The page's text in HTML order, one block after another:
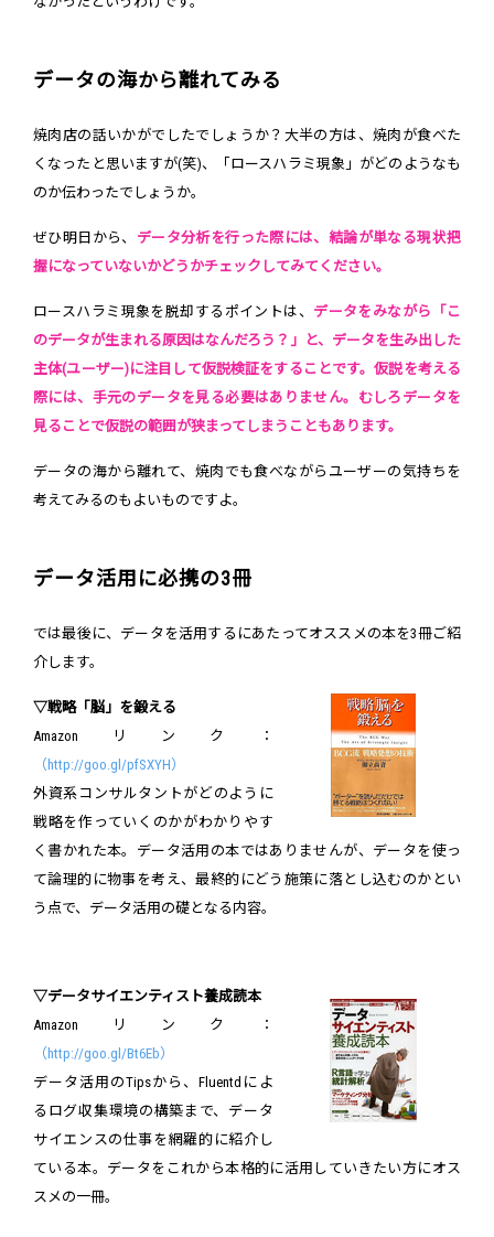
データの海から離れてみる
焼肉店の話いかがでしたでしょうか？大半の方は、焼肉が食べた
くなったと思いますが(笑)、「ロースハラミ現象」がどのようなも
のか伝わったでしょうか。
ぜひ明日から、 データ分析を行った際には、結論が単なる現状把
握になっていないかどうかチェックしてみてください。
ロースハラミ現象を脱却するポイントは、 データをみながら「こ
のデータが生まれる原因はなんだろう？」と、データを生み出した
主体(ユーザー)に注目して仮説検証をすることです。仮説を考える
際には、手元のデータを見る必要はありません。むしろデータを
見ることで仮説の範囲が狭まってしまうこともあります。
データの海から離れて、焼肉でも食べながらユーザーの気持ちを
考えてみるのもよいものですよ。
データ活用に必携の3冊
では最後に、データを活用するにあたってオススメの本を3冊ご紹
介します。
▽戦略「脳」を鍛える
Amazonリンク：
（http://goo.gl/pfSXYH）
外資系コンサルタントがどのように
戦略を作っていくのかがわかりやす
く書かれた本。データ活用の本ではありませんが、データを使っ
て論理的に物事を考え、最終的にどう施策に落とし込むのかとい
う点で、データ活用の礎となる内容。
▽データサイエンティスト養成読本
Amazonリンク：
（http://goo.gl/Bt6Eb）
データ活用のTipsから、Fluentdによ
るログ収集環境の構築まで、データ
サイエンスの仕事を網羅的に紹介し
ている本。データをこれから本格的に活用していきたい方にオス
スメの一冊。